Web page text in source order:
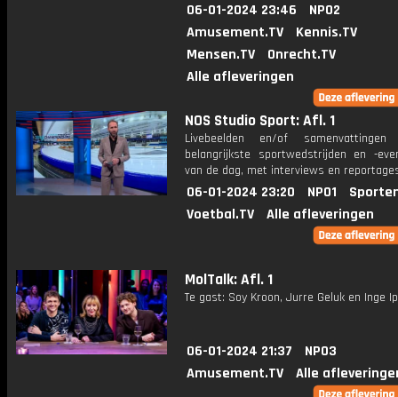
06-01-2024 23:46
NPO2
Amusement.TV
Kennis.TV
Mensen.TV
Onrecht.TV
Alle afleveringen
NOS Studio Sport: Afl. 1
Livebeelden en/of
belangrijkste sportwedstrijden en -
van de dag, met interviews en
06-01-2024 23:20 NPO1
Voetbal.TV
Alle afleveringen
MolTalk: Afl. 1
Te gast: Soy Kroon, Jurre Geluk en Inge
06-01-2024 21:37
NPO3
Amusement.TV
Alle